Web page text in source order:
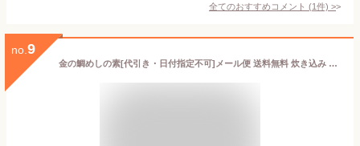
全てのおすすめコメント (1件) >
no. 9
金の鯛めしの素[代引き・日付指定不可]メール便 送料無料 炊き込み ご飯 素 タイめし 鯛飯 お祝い 膳 総菜 炊飯 おこわ 炊き込みご飯の素 惣菜[MP]